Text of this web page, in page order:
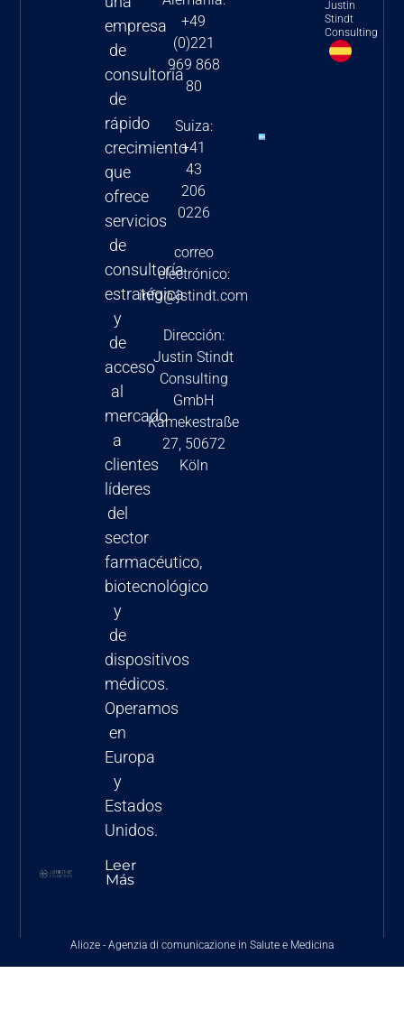
empresa
de
consultoría
de
rápido
crecimiento
que
ofrece
servicios
de
consultoría
estratégica
y
de
acceso
al
mercado
a
clientes
líderes
del
sector
farmacéutico,
biotecnológico
y
de
dispositivos
médicos.
Operamos
en
Europa
y
Estados
Unidos.
Leer
Más
+49
(0)221
969 868
80
Suiza:
+41
43
206
0226
correo
electrónico:
info@jstindt.com
Dirección:
Justin Stindt
Consulting
GmbH
Kamekestraße
27, 50672
Köln
para las
empresas
farmacéuticas
Justin
Stindt
Consulting
Alioze - Agenzia di comunicazione in Salute e Medicina